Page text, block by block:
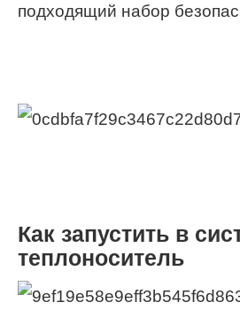
подходящий набор
Как запустить в
теплоноситель